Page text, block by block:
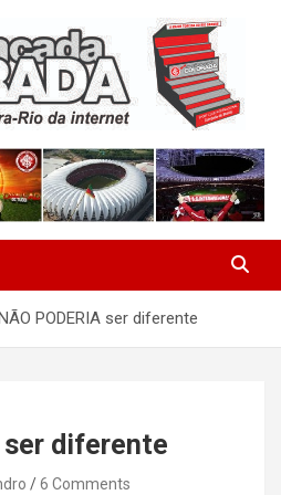
Colorada
PODERIA ser diferente
ser diferente
6 Comments